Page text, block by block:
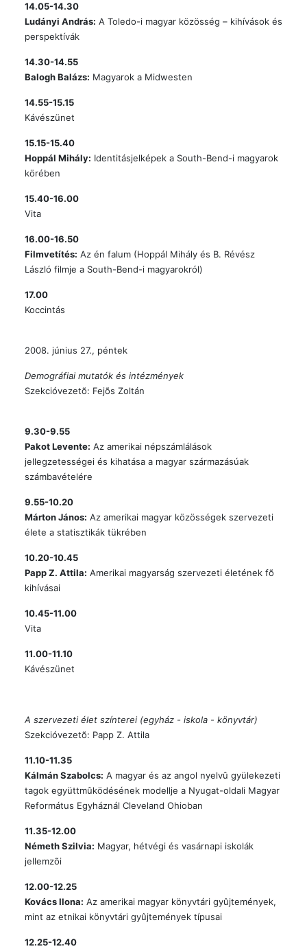
14.05-14.30
Ludányi András: A Toledo-i magyar közösség – kihívások és
perspektívák
14.30-14.55
Balogh Balázs: Magyarok a Midwesten
14.55-15.15
Kávészünet
15.15-15.40
Hoppál Mihály: Identitásjelképek a South-Bend-i magyarok
körében
15.40-16.00
Vita
16.00-16.50
Filmvetítés: Az én falum (Hoppál Mihály és B. Révész
László filmje a South-Bend-i magyarokról)
17.00
Koccintás
2008. június 27., péntek
Demográfiai mutatók és intézmények
Szekcióvezetõ: Fejõs Zoltán
9.30-9.55
Pakot Levente: Az amerikai népszámlálások
jellegzetességei és kihatása a magyar származásúak
számbavételére
9.55-10.20
Márton János: Az amerikai magyar közösségek szervezeti
élete a statisztikák tükrében
10.20-10.45
Papp Z. Attila: Amerikai magyarság szervezeti életének fõ
kihívásai
10.45-11.00
Vita
11.00-11.10
Kávészünet
A szervezeti élet színterei (egyház - iskola - könyvtár)
Szekcióvezetõ: Papp Z. Attila
11.10-11.35
Kálmán Szabolcs: A magyar és az angol nyelvû gyülekezeti
tagok együttmûködésének modellje a Nyugat-oldali Magyar
Református Egyháznál Cleveland Ohioban
11.35-12.00
Németh Szilvia: Magyar, hétvégi és vasárnapi iskolák
jellemzõi
12.00-12.25
Kovács Ilona: Az amerikai magyar könyvtári gyûjtemények,
mint az etnikai könyvtári gyûjtemények típusai
12.25-12.40